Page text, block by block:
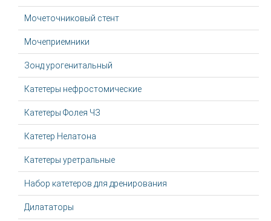
Мочеточниковый стент
Мочеприемники
Зонд урогенитальный
Катетеры нефростомические
Катетеры Фолея ЧЗ
Катетер Нелатона
Катетеры уретральные
Набор катетеров для дренирования
Дилататоры